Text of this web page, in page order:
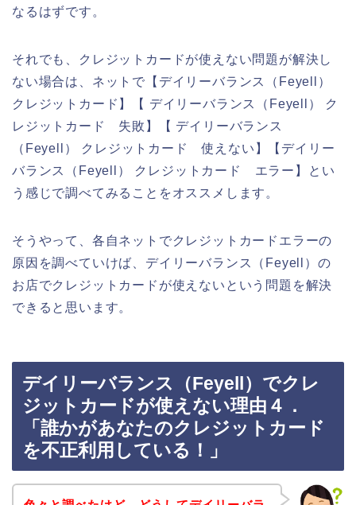
なるはずです。
それでも、クレジットカードが使えない問題が解決し
ない場合は、ネットで【デイリーバランス（Feyell）
クレジットカード】【 デイリーバランス（Feyell） ク
レジットカード 失敗】【 デイリーバランス
（Feyell） クレジットカード 使えない】【デイリー
バランス（Feyell） クレジットカード エラー】とい
う感じで調べてみることをオススメします。
そうやって、各自ネットでクレジットカードエラーの
原因を調べていけば、デイリーバランス（Feyell）の
お店でクレジットカードが使えないという問題を解決
できると思います。
デイリーバランス（Feyell）でクレ
ジットカードが使えない理由４．
「誰かがあなたのクレジットカード
を不正利用している！」